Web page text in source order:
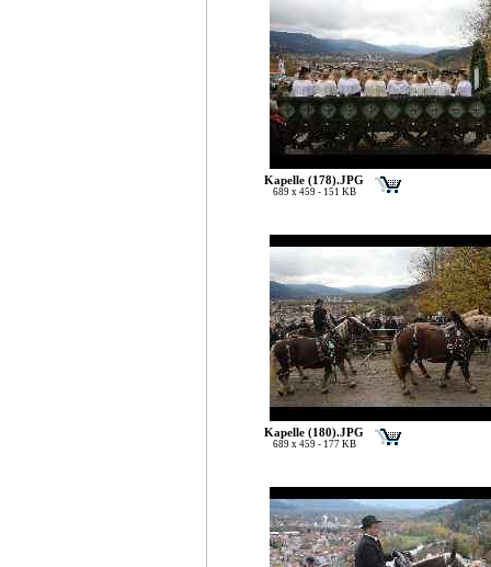
Kapelle (178).JPG
689 x 459 - 151 KB
Kapelle (180).JPG
689 x 459 - 177 KB